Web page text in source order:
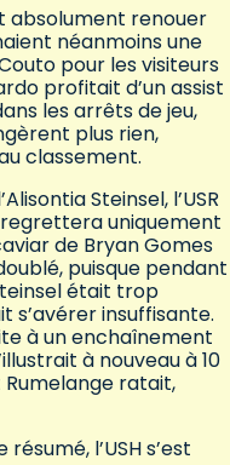
absolument renouer
néanmoins une
pour les visiteurs
profitait d’un assist
les arrêts de jeu,
plus rien,
classement.
Steinsel, l’USR
uniquement
de Bryan Gomes
puisque pendant
était trop
s’avérer insuffisante.
à un enchaînement
à nouveau à 10
ratait,
l’USH s’est